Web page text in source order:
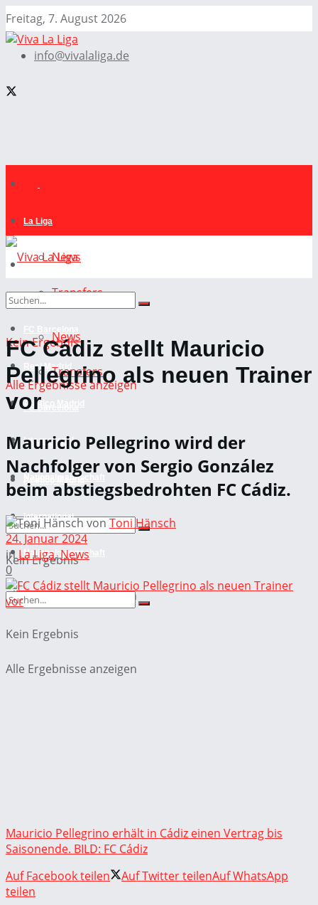
Freitag, 7. August 2026
info@vivalaliga.de
La Liga
News
Transfers
Real Madrid
Atletico Madrid
International
Nationalmannschaft
Kein Ergebnis
Alle Ergebnisse anzeigen
La Liga
News
Transfers
FC Barcelona
Real Madrid
International
Nationalmannschaft
Kein Ergebnis
Alle Ergebnisse anzeigen
Kein Ergebnis
Alle Ergebnisse anzeigen
FC Cádiz stellt Mauricio
Pellegrino als neuen Trainer
vor
Mauricio Pellegrino wird der
Nachfolger von Sergio González
beim abstiegsbedrohten FC Cádiz.
von Toni Hänsch
24. Januar 2024
in La Liga,News
0
Mauricio Pellegrino erhält in Cádiz einen Vertrag bis
Saisonende. BILD: FC Cádiz
Auf Facebook teilen
Auf Twitter teilenAuf WhatsApp
teilen